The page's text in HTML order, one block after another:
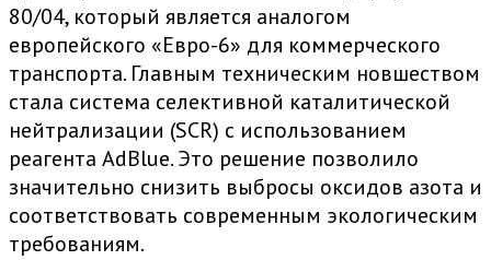
80/04, который является аналогом
европейского «Евро-6» для коммерческого
транспорта. Главным техническим новшеством
стала система селективной каталитической
нейтрализации (SCR) с использованием
реагента AdBlue. Это решение позволило
значительно снизить выбросы оксидов азота и
соответствовать современным экологическим
требованиям.